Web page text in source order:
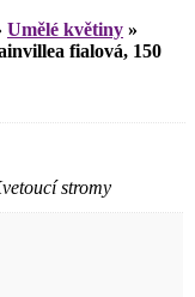
Umělé květiny »
fialová, 150
stromy